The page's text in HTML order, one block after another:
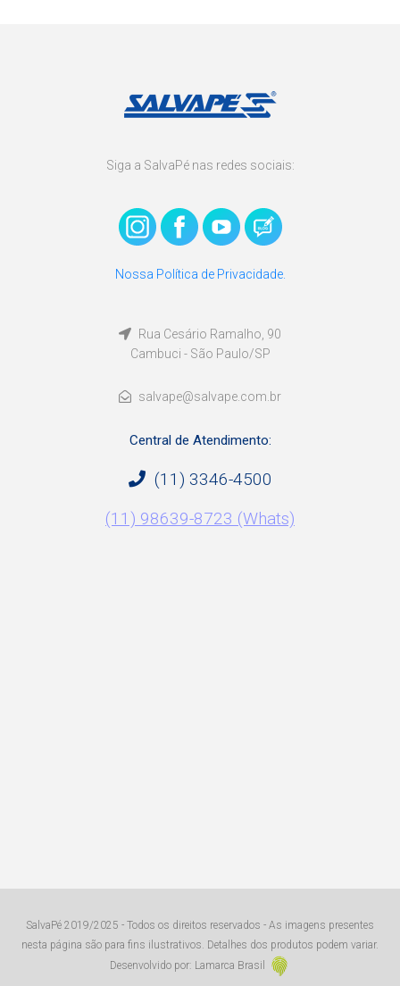
Siga a SalvaPé nas redes sociais:
Nossa Política de Privacidade.
Rua Cesário Ramalho, 90
Cambuci - São Paulo/SP
salvape@salvape.com.br
Central de Atendimento:
(11) 3346-4500
(11) 98639-8723 (Whats)
SalvaPé 2019/2025 - Todos os direitos reservados - As imagens presentes
nesta página são para fins ilustrativos. Detalhes dos produtos podem variar.
Desenvolvido por: Lamarca Brasil